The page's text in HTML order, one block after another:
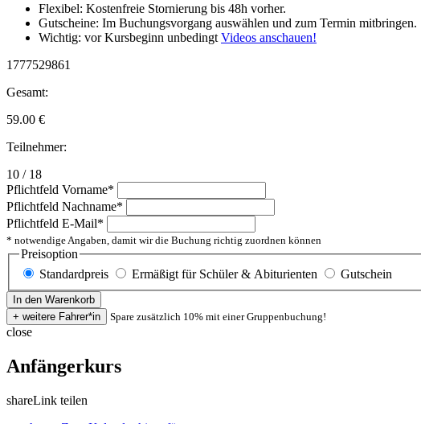
Flexibel: Kostenfreie Stornierung bis 48h vorher.
Gutscheine: Im Buchungsvorgang auswählen und zum Termin mitbringen.
Wichtig: vor Kursbeginn unbedingt Videos anschauen!
1777529861
Gesamt:
59.00 €
Teilnehmer:
10 / 18
Pflichtfeld Vorname*
Pflichtfeld Nachname*
Pflichtfeld E-Mail*
* notwendige Angaben, damit wir die Buchung richtig zuordnen können
Preisoption
Standardpreis
Ermäßigt für Schüler & Abiturienten Gutschein
Spare zusätzlich 10% mit einer Gruppenbuchung!
close
Anfängerkurs
shareLink teilen